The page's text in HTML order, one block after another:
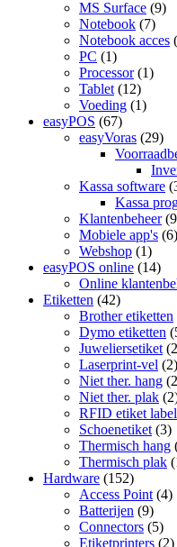
MS Surface (9)
Notebook (7)
Notebook acces
PC (1)
Processor (1)
Tablet (12)
Voeding (1)
easyPOS (67)
easyVoras (29)
Kassa software
Kassa
Klantenbeheer
Mobiele app's (6)
Webshop (1)
easyPOS online (14)
Online
Etiketten (42)
Brother etiketten
Dymo etiketten
Juweliersetiket
Laserprint-vel (2)
Niet ther. hang
Niet ther. plak
RFID etiket label
Schoenetiket (3)
Thermisch hang
Thermisch plak
Hardware (152)
Access Point (4)
Batterijen (9)
Connectors (5)
Etiketprinters (2)